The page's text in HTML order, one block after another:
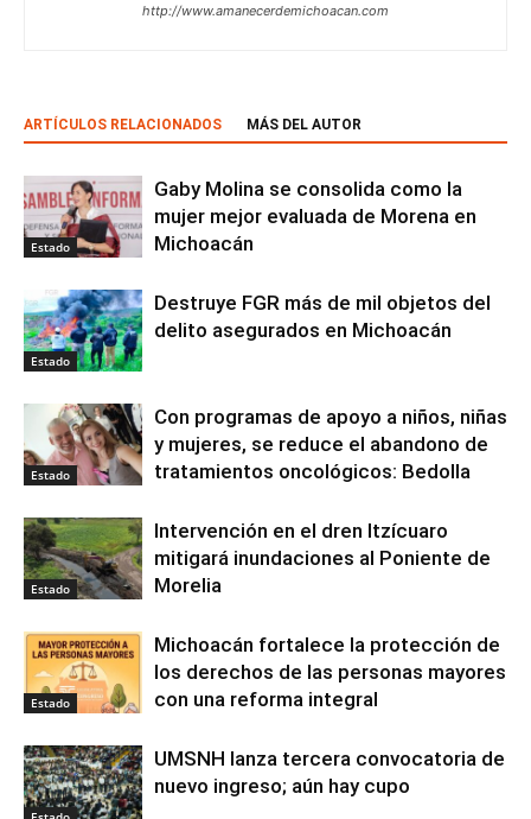
http://www.amanecerdemichoacan.com
ARTÍCULOS RELACIONADOS MÁS DEL AUTOR
Estado
Gaby Molina se consolida como la
mujer mejor evaluada de Morena en
Michoacán
Estado
Destruye FGR más de mil objetos del
delito asegurados en Michoacán
Estado
Con programas de apoyo a niños, niñas
y mujeres, se reduce el abandono de
tratamientos oncológicos: Bedolla
Estado
Intervención en el dren Itzícuaro
mitigará inundaciones al Poniente de
Morelia
Estado
Michoacán fortalece la protección de
los derechos de las personas mayores
con una reforma integral
UMSNH lanza tercera convocatoria de
nuevo ingreso; aún hay cupo